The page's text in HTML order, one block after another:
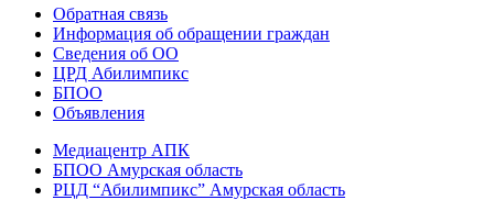
Обратная связь
Информация об обращении граждан
Сведения об ОО
ЦРД Абилимпикс
БПОО
Объявления
Медиацентр АПК
БПОО Амурская область
РЦД “Абилимпикс” Амурская область